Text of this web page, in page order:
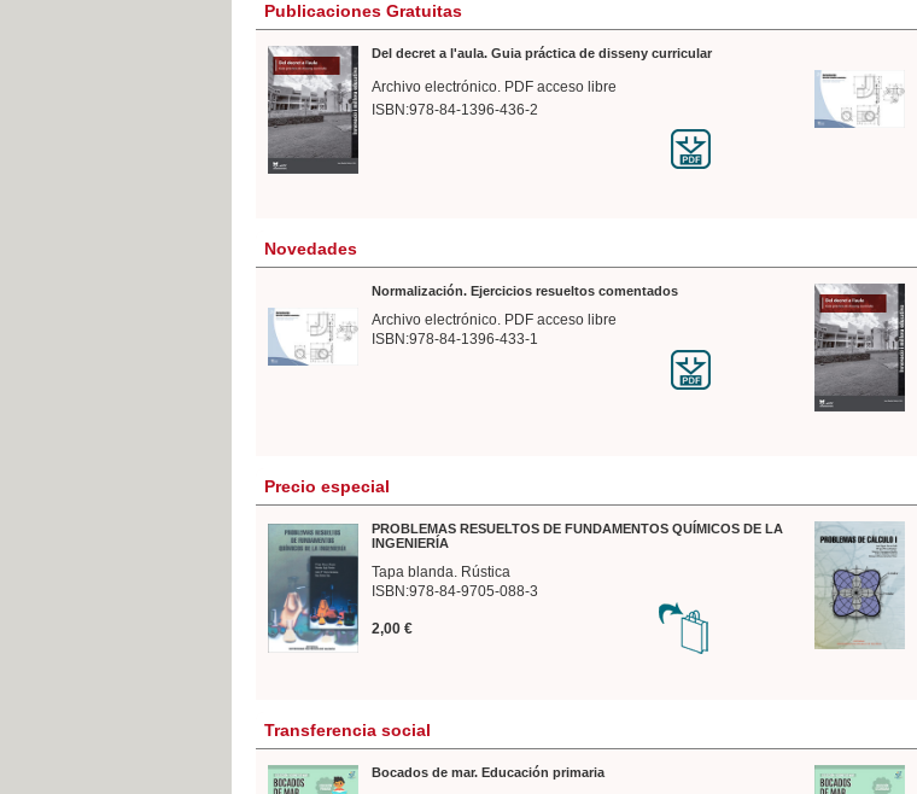
Publicaciones Gratuitas
Del decret a l'aula. Guia práctica de disseny curricular
Archivo electrónico. PDF acceso libre
ISBN:978-84-1396-436-2
Novedades
Normalización. Ejercicios resueltos comentados
Archivo electrónico. PDF acceso libre
ISBN:978-84-1396-433-1
Precio especial
PROBLEMAS RESUELTOS DE FUNDAMENTOS QUÍMICOS DE LA
INGENIERÍA
Tapa blanda. Rústica
ISBN:978-84-9705-088-3
2,00 €
Transferencia social
Bocados de mar. Educación primaria